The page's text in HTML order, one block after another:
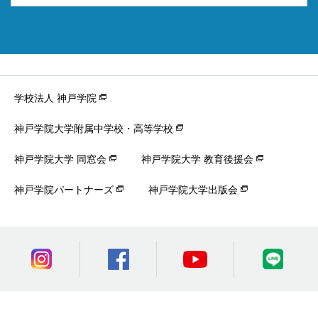
学校法人 神戸学院
神戸学院大学附属中学校・高等学校
神戸学院大学 同窓会 神戸学院大学 教育後援会
神戸学院パートナーズ 神戸学院大学出版会